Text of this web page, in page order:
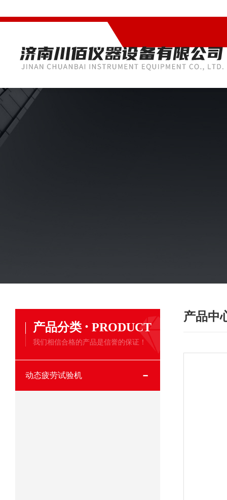
产品分类 · PRODUCT
我们相信合格的产品是信誉的保证！
动态疲劳试验机
产品中